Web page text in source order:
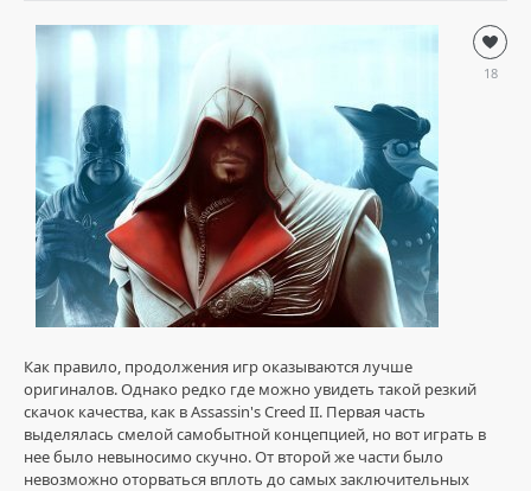
Игры
956
0
18
Как правило, продолжения игр оказываются лучше
оригиналов. Однако редко где можно увидеть такой резкий
скачок качества, как в Assassin's Creed II. Первая часть
выделялась смелой самобытной концепцией, но вот играть в
нее было невыносимо скучно. От второй же части было
невозможно оторваться вплоть до самых заключительных